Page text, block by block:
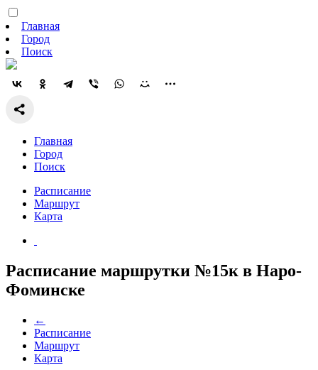
Главная
Город
Поиск
Главная
Город
Поиск
Расписание
Маршрут
Карта
Расписание маршрутки №15к в Наро-
Фоминске
←
Расписание
Маршрут
Карта